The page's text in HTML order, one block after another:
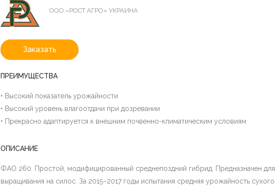
ООО «РОСТ АГРО» УКРАИНА
Заказать
ПРЕИМУЩЕСТВА
• Высокий показатель урожайности
• Высокий уровень влагоотдачи при дозревании
• Прекрасно адаптируется к внешним почвенно-климатическим условиям
ОПИСАНИЕ
ФАО 260. Простой, модифицированный среднепоздний гибрид. Предназначен для
выращивания на силос. За 2015–2017 годы испытания средняя урожайность сухого